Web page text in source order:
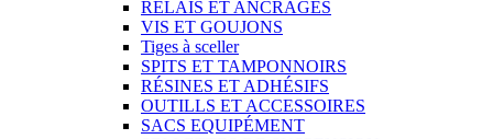
RELAIS ET ANCRAGES
VIS ET GOUJONS
Tiges à sceller
SPITS ET TAMPONNOIRS
RÉSINES ET ADHÉSIFS
OUTILLS ET ACCESSOIRES
SACS EQUIPÉMENT